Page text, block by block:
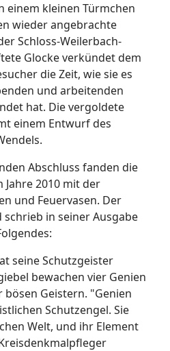
einem kleinen Türmchen
wieder angebrachte
Schloss-Weilerbach-
Glocke verkündet dem
die Zeit, wie sie es
und arbeitenden
hat. Die vergoldete
einem Entwurf des
Abschluss fanden die
2010 mit der
und Feuervasen. Der
in seiner Ausgabe
seine Schutzgeister
bewachen vier Genien
Geistern. "Genien
Schutzengel. Sie
Welt, und ihr Element